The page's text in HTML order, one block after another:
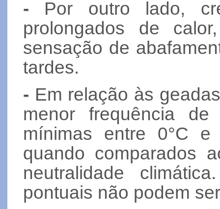
- Por outro lado,
prolongados de
sensação de
tardes.
- Em relação às
menor frequência de
mínimas entre 0°C
quando comparados
neutralidade
pontuais não podem